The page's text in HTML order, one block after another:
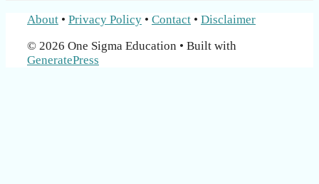
About • Privacy Policy • Contact • Disclaimer
© 2026 One Sigma Education • Built with
GeneratePress